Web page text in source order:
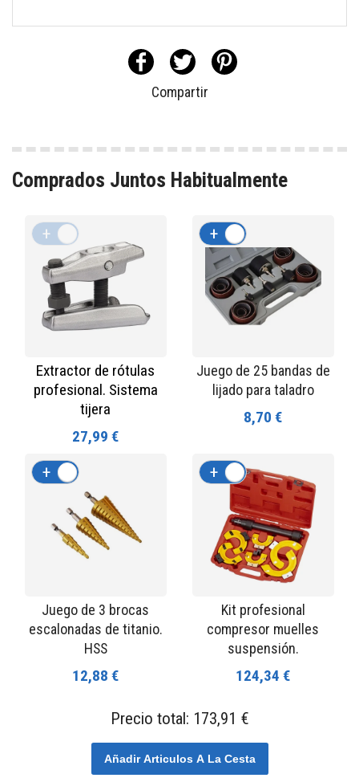
Compartir
Comprados Juntos Habitualmente
Extractor de rótulas
profesional. Sistema
tijera
27,99 €
+
Juego de 25 bandas de
lijado para taladro
8,70 €
+
Juego de 3 brocas
escalonadas de titanio.
HSS
12,88 €
+
Kit profesional
compresor muelles
suspensión.
124,34 €
+ -
Precio total: 173,91 €
Añadir Articulos A La Cesta